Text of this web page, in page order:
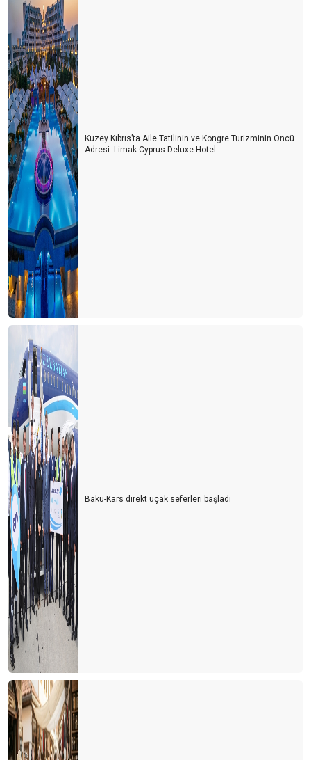
Kuzey Kıbrıs’ta Aile Tatilinin ve Kongre Turizminin Öncü
Adresi: Limak Cyprus Deluxe Hotel
Bakü-Kars direkt uçak seferleri başladı